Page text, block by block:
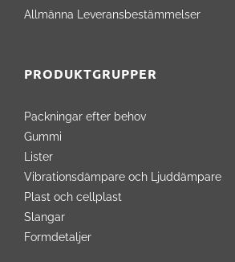
Allmänna Leveransbestämmelser
PRODUKTGRUPPER
Packningar efter behov
Gummi
Lister
Vibrationsdämpare och Ljuddämpare
Plast och cellplast
Slangar
Formdetaljer